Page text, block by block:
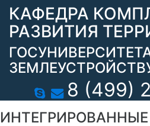
КАФЕДРА
РАЗВИТИЯ
8 (499)